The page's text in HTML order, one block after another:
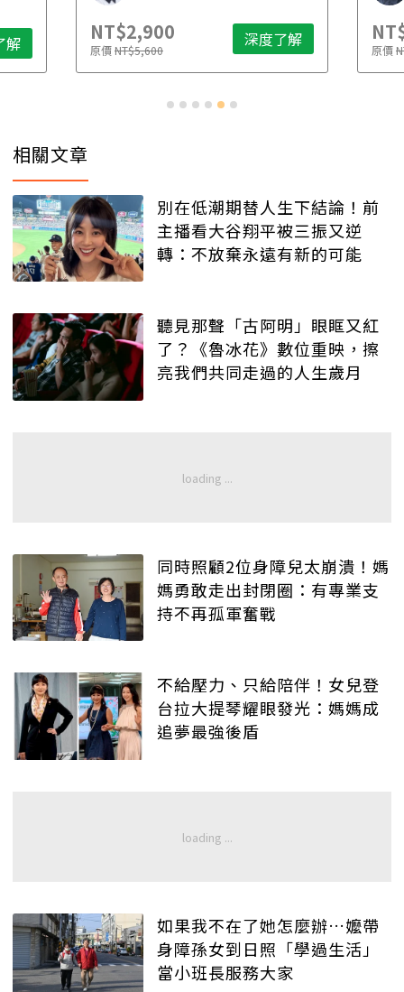
解 NT$2,900
原價NT$5,600 深度了解 原價
相關文章
別在低潮期替人生下結論！前
主播看大谷翔平被三振又逆
轉：不放棄永遠有新的可能
聽見那聲「古阿明」眼眶又紅
了？《魯冰花》數位重映，擦
亮我們共同走過的人生歲月
同時照顧2位身障兒太崩潰！媽
媽勇敢走出封閉圈：有專業支
持不再孤軍奮戰
不給壓力、只給陪伴！女兒登
台拉大提琴耀眼發光：媽媽成
追夢最強後盾
如果我不在了她怎麼辦…嬤帶
身障孫女到日照「學過生活」
當小班長服務大家